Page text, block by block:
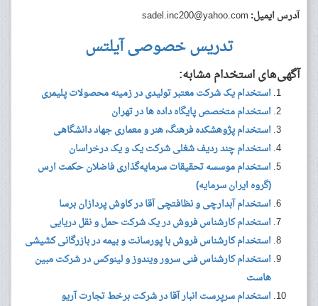
آدرس ایمیل: sadel.inc200@yahoo.com
تدریس خصوصی آیلتس
آگهی‌های استخدام مشابه:
استخدام یک شرکت معتبر تولیدی در زمینه محصولات پلیمری
استخدام متخصص پایگاه داده ها در تهران
استخدام پژوهشکده فرهنگ، هنر و معماری جهاد دانشگاهی
استخدام چند ردیف شغلی شرکت یک و یک درخراسان
استخدام موسسه تحقیقات سرمایه‌گذاری فاضلان حکمت ارس
(گروه ایران سرمایه)
استخدام آبدارچی و نظافتچی آقا در کاوش پردازان برسا
استخدام کارشناس فروش در یک شرکت حمل و نقل دریایی
استخدام کارشناس فروش با پورسانت و بیمه در بازرگانی کشیشی
استخدام کارشناس فنی سرور ویندوز و لینوکس در شرکت مبین
هاست
استخدام سرپرست انبار آقا در شرکت برخط تجارت آریو